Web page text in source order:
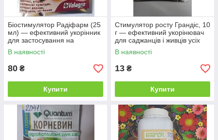
Біостимулятор Радіфарм (25
мл) — ефективний укорінник
для застосування на
саджанців, квітах, овочевих
культур
В наявності
80 ₴
Купити
Стимулятор росту Грандіс, 10
г — ефективний укорінювач
для саджанців і живців усіх
видів рослин
В наявності
13 ₴
Купити